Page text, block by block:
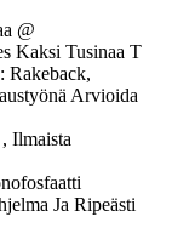
@
Kaksi Tusinaa T
Rakeback,
Arvioida
Ilmaista
Ja Ripeästi